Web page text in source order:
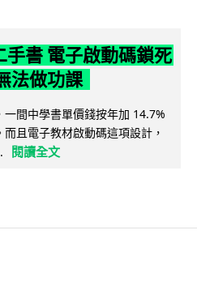
手書 電子啟動碼鎖死
法做功課
間中學書單價錢按年加 14.7%
且電子教材啟動碼這項設計，
閱讀全文